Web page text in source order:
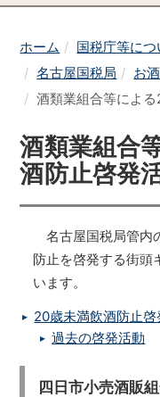
ホーム 国税庁等につ
名古屋国税局
お
酒類業組合等によ
酒類業組合
酒防止啓発
名古屋国税局管内
防止を啓発する街頭
います。
20歳未満飲酒防止
過去の啓発活動
四日市小売酒販